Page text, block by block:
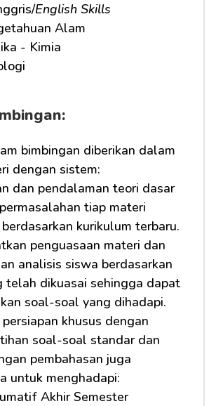
English Skills
Alam
- Kimia
bimbingan diberikan dalam
dengan sistem:
dan pendalaman teori dasar
tiap materi
kurikulum terbaru.
penguasaan materi dan
analisis siswa berdasarkan
telah dikuasai sehingga dapat
soal-soal yang dihadapi.
soal-soal standar dan
pembahasan juga
untuk menghadapi:
Akhir Semester